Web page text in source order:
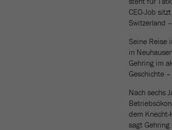
CEO-Job
Switzerland
Seine Reise
in
Gehring im
Geschichte
Nach sechs
dem Knecht-
sagt Gehring